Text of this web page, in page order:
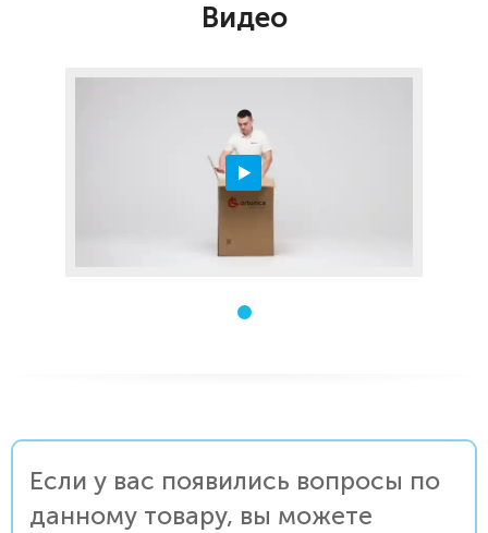
Видео
Если у вас появились вопросы по
данному товару, вы можете